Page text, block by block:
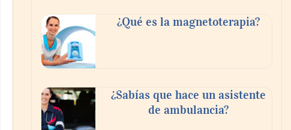
¿Qué es la magnetoterapia?
¿Sabías que hace un asistente
de ambulancia?